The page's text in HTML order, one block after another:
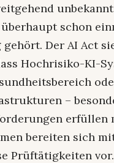
schon
Der AI Act
Hochrisiko-KI-
–
erfüllen
bereiten sich
Prüftätigkeiten